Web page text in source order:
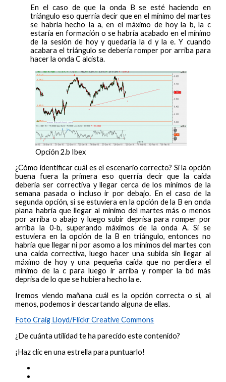
En el caso de que la onda B se esté haciendo en
triángulo eso querría decir que en el mínimo del martes
se habría hecho la a, en el máximo de hoy la b, la c
estaría en formación o se habría acabado en el mínimo
de la sesión de hoy y quedaría la d y la e. Y cuando
acabara el triángulo se debería romper por arriba para
hacer la onda C alcista.
Opción 2.b Ibex
¿Cómo identificar cuál es el escenario correcto? Si la opción
buena fuera la primera eso querría decir que la caída
debería ser correctiva y llegar cerca de los mínimos de la
semana pasada o incluso ir por debajo. En el caso de la
segunda opción, si se estuviera en la opción de la B en onda
plana habría que llegar al mínimo del martes más o menos
por arriba o abajo y luego subir deprisa para romper por
arriba la 0-b, superando máximos de la onda A. Si se
estuviera en la opción de la B en triángulo, entonces no
habría que llegar ni por asomo a los mínimos del martes con
una caída correctiva, luego hacer una subida sin llegar al
máximo de hoy y una pequeña caída que no perdiera el
mínimo de la c para luego ir arriba y romper la bd más
deprisa de lo que se hubiera hecho la e.
Iremos viendo mañana cuál es la opción correcta o si, al
menos, podemos ir descartando alguna de ellas.
Foto Craig Lloyd/Flickr Creative Commons
¿De cuánta utilidad te ha parecido este contenido?
¡Haz clic en una estrella para puntuarlo!